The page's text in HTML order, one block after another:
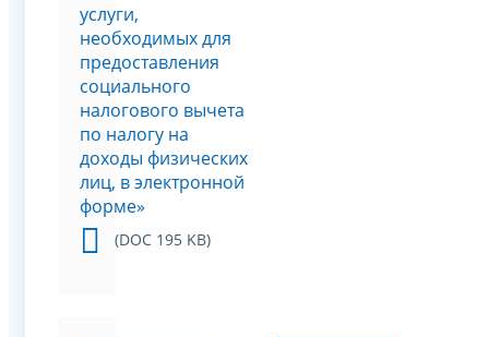
услуги,
необходимых для
предоставления
социального
налогового вычета
по налогу на
доходы физических
лиц, в электронной
форме»
(DOC 195 KB)